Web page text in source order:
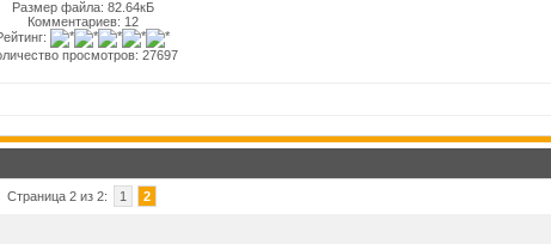
Размер файла: 82.64кБ
Комментариев: 12
просмотров: 27697
Страница 2 из 2: 1 2